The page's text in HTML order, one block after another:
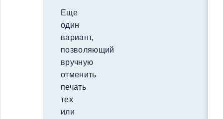
Еще
один
вариант,
позволяющий
вручную
отменить
печать
тех
или